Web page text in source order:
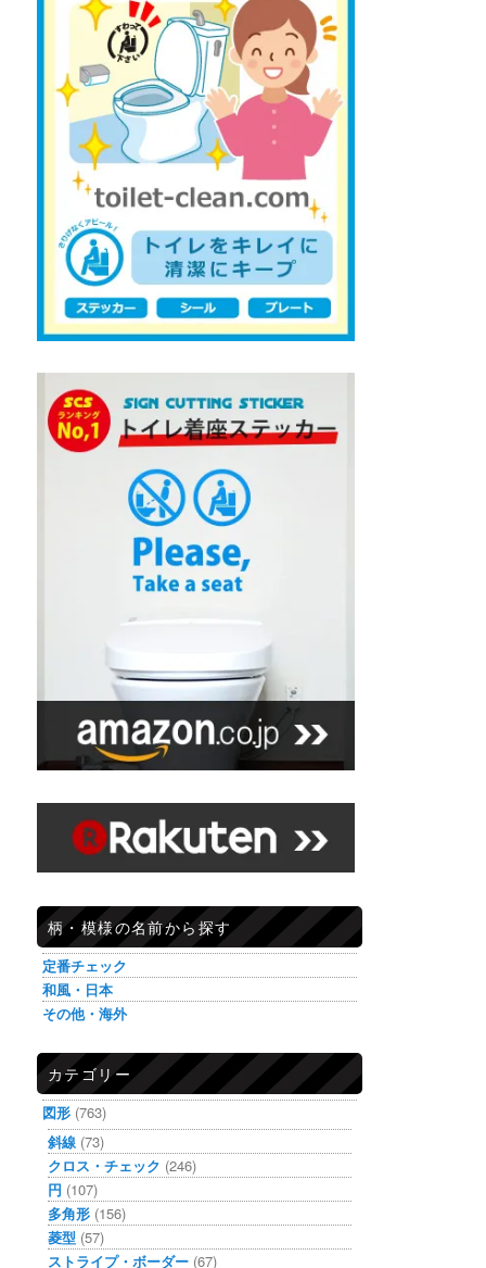
柄・模様の名前から探す
定番チェック
和風・日本
その他・海外
カテゴリー
図形 (763)
斜線 (73)
クロス・チェック (246)
円 (107)
多角形 (156)
菱型 (57)
ストライプ・ボーダー (67)